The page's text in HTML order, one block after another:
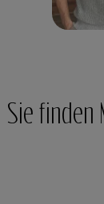
Sie finden